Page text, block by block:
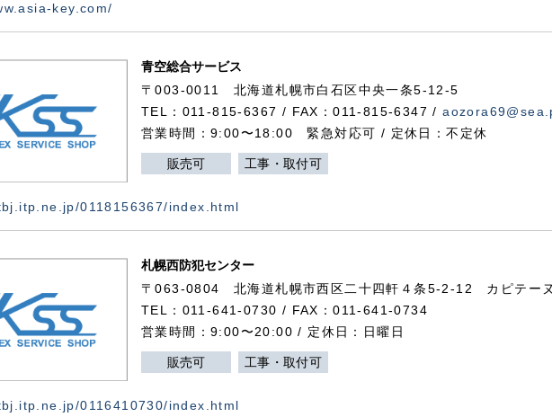
key.com/
青空総合サービス
〒003-0011 北海道札幌市白石区中央一条5-12-5
TEL：011-815-6367 / FAX：011-815-6347 /
営業時間：9:00〜18:00 緊急対応可 / 定休日：不定休
販売可 工事・取付可
0118156367/index.html
札幌西防犯センター
〒063-0804 北海道札幌市西区二十四軒４条5-2-12 カピテー
TEL：011-641-0730 / FAX：011-641-0734
営業時間：9:00〜20:00 / 定休日：日曜日
販売可 工事・取付可
0116410730/index.html